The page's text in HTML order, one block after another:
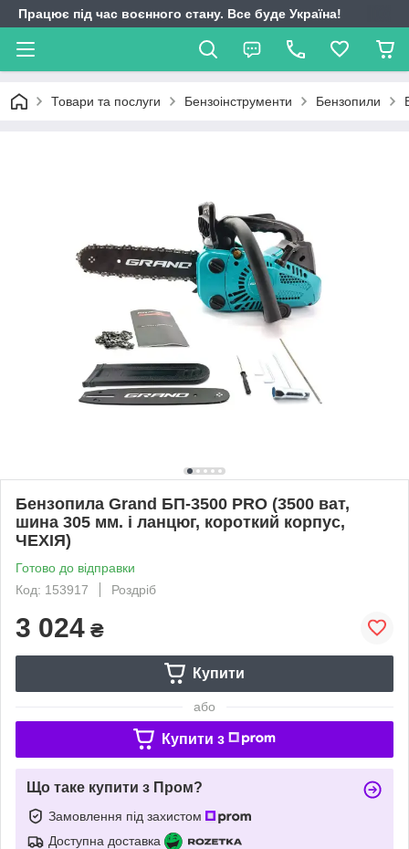
Працює під час воєнного стану. Все буде Україна!
Товари та послуги Бензоінструменти Бензопили
Бензопила Grand БП-3500 PRO (3500 ват,
шина 305 мм. і ланцюг, короткий корпус,
ЧЕХІЯ)
Готово до відправки
Код: 153917
Роздріб
3 024 ₴
Купити
або
Купити з
Що таке купити з Пром?
Замовлення під захистом
Доступна доставка